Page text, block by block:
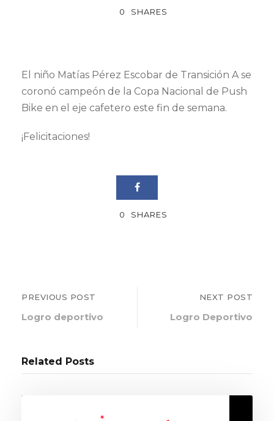
0 SHARES
El niño Matías Pérez Escobar de Transición A se
coronó campeón de la Copa Nacional de Push
Bike en el eje cafetero este fin de semana.
¡Felicitaciones!
0 SHARES
PREVIOUS POST
Logro deportivo
NEXT POST
Logro Deportivo
Related Posts